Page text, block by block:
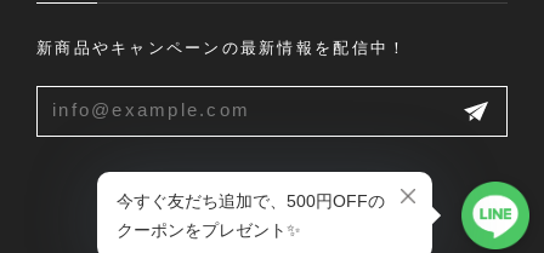
新商品やキャンペーンの最新情報を配信中！